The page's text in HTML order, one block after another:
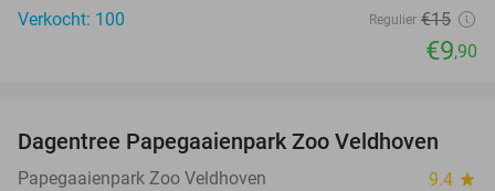
Verkocht: 100
Regulier €15
€9,90
26%
Dagentree Papegaaienpark Zoo Veldhoven
Papegaaienpark Zoo Veldhoven 9.4 star